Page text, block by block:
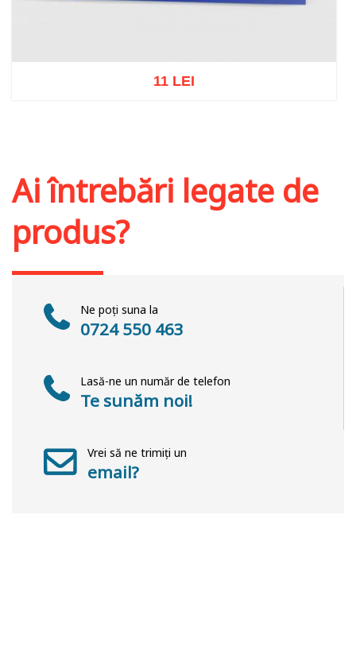
11 LEI
Ai întrebări legate de
produs?
Ne poți suna la
0724 550 463
Lasă-ne un număr de telefon
Te sunăm noi!
Vrei să ne trimiți un
email?